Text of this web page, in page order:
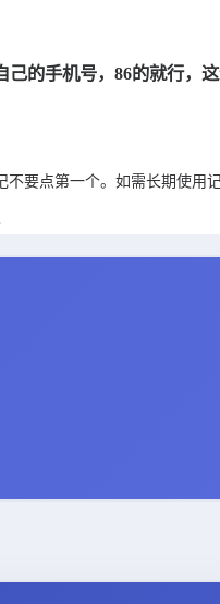
的手机号，86的就行，
要点第一个。如需长期使用